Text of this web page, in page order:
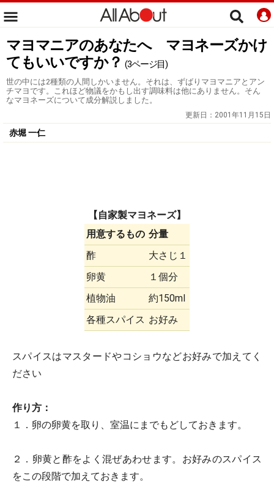
マヨマニアのあなたへ マヨネーズかけ
てもいいですか？ (3ページ目)
世の中には2種類の人間しかいません。それは、ずばりマヨマニアとアン
チマヨです。これほど物議をかもし出す調味料は他にありません。そん
なマヨネーズについて成分解説しました。
更新日： 2001年11月15日
赤堀 一仁
【自家製マヨネーズ】
用意するもの 分量
酢
大さじ１
卵黄
１個分
植物油
約150ml
各種スパイス お好み
スパイスはマスタードやコショウなどお好みで加えてく
ださい
作り方：
１．卵の卵黄を取り、室温にまでもどしておきます。
２．卵黄と酢をよく混ぜあわせます。お好みのスパイス
をこの段階で加えておきます。